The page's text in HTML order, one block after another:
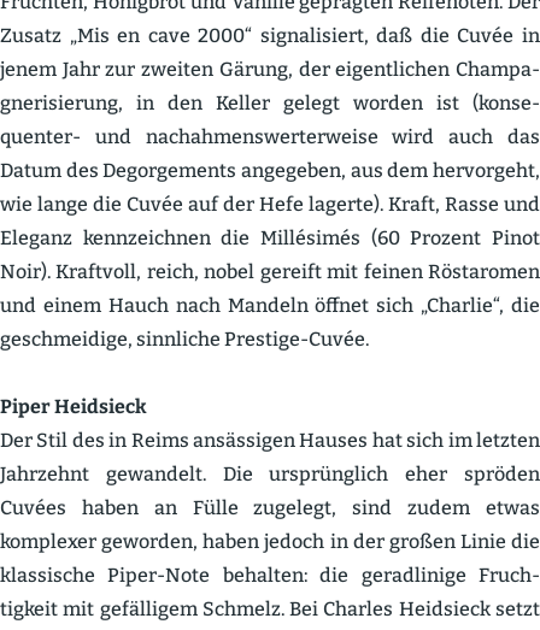
Zusatz „Mis en cave 2000“ signa­li­siert, daß die Cuvée in
jenem Jahr zur zweiten Gärung, der eigent­lichen Champa­
gne­ri­sierung, in den Keller gelegt worden ist (konse­
quenter- und nachah­mens­wer­ter­weise wird auch das
Datum des Degor­ge­ments angegeben, aus dem hervorgeht,
wie lange die Cuvée auf der Hefe lagerte). Kraft, Rasse und
Eleganz kennzeichnen die Millé­simés (60 Prozent Pinot
Noir). Kraftvoll, reich, nobel gereift mit feinen Röstaromen
und einem Hauch nach Mandeln öffnet sich „Charlie“, die
geschmeidige, sinnliche Prestige-Cuvée.
Piper Heidsieck
Der Stil des in Reims ansäs­sigen Hauses hat sich im letzten
Jahrzehnt gewandelt. Die ursprünglich eher spröden
Cuvées haben an Fülle zugelegt, sind zudem etwas
komplexer geworden, haben jedoch in der großen Linie die
klassische Piper-Note behalten: die gerad­linige Fruch­
tigkeit mit gefäl­ligem Schmelz. Bei Charles Heidsieck setzt